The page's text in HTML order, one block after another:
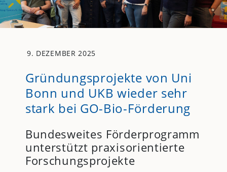
9. DEZEMBER 2025
Gründungsprojekte von Uni
Bonn und UKB wieder sehr
stark bei GO-Bio-Förderung
Bundesweites Förderprogramm
unterstützt praxisorientierte
Forschungsprojekte